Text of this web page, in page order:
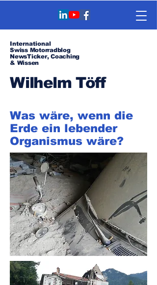
International
Swiss Motorradblog
NewsTicker, Coaching
& Wissen
Wilhelm Töff
Was wäre, wenn die
Erde ein lebender
Organismus wäre?